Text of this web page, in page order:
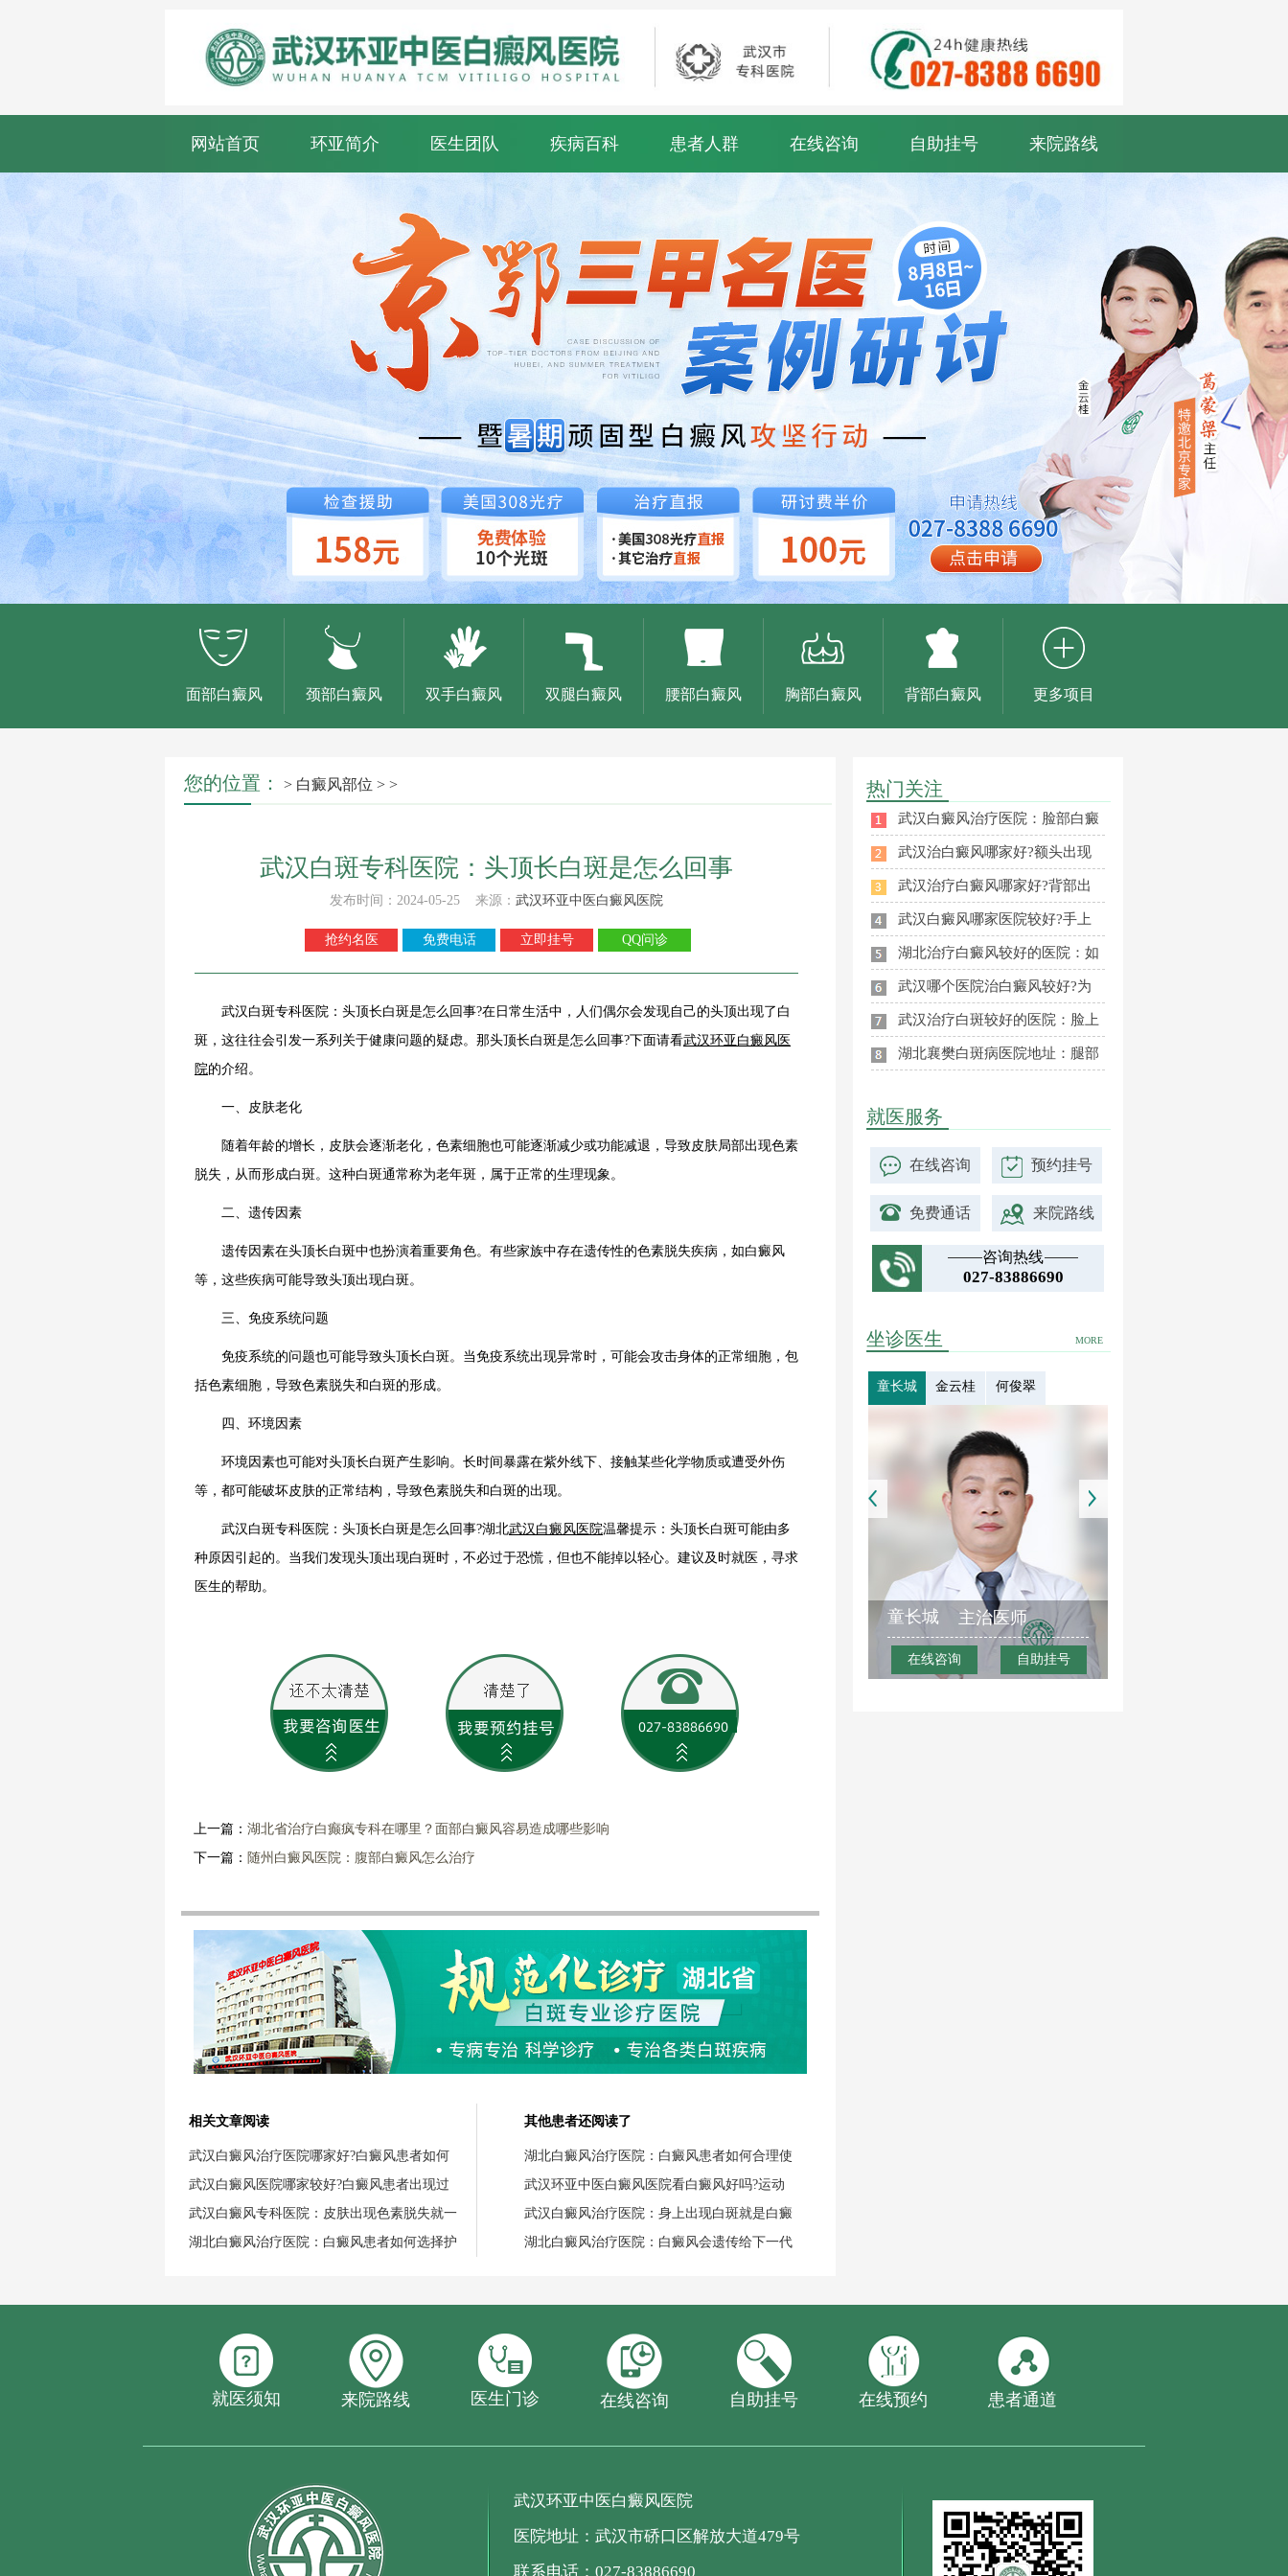
网站首页 环亚简介 医生团队 疾病百科 患者人群 在线咨询 自助挂号 来院路线
面部白癜风 颈部白癜风 双手白癜风 双腿白癜风 腰部白癜风 胸部白癜风 背部白癜风 更多项目
您的位置： > 白癜风部位 > >
武汉白斑专科医院：头顶长白斑是怎么回事
发布时间：2024-05-25 来源： 武汉环亚中医白癜风医院
抢约名医 免费电话 立即挂号 QQ问诊
武汉白斑专科医院：头顶长白斑是怎么回事?在日常生活中，人们偶尔会发现自己的头顶出现了白
斑，这往往会引发一系列关于健康问题的疑虑。那头顶长白斑是怎么回事?下面请看武汉环亚 白癜风 医
院的介绍。
一、皮肤老化
随着年龄的增长，皮肤会逐渐老化，色素细胞也可能逐渐减少或功能减退，导致皮肤局部出现色素
脱失，从而形成白斑。这种白斑通常称为老年斑，属于正常的生理现象。
二、遗传因素
遗传因素在头顶长白斑中也扮演着重要角色。有些家族中存在遗传性的色素脱失疾病，如白癜风
等，这些疾病可能导致头顶出现白斑。
三、免疫系统问题
免疫系统的问题也可能导致头顶长白斑。当免疫系统出现异常时，可能会攻击身体的正常细胞，包
括色素细胞，导致色素脱失和白斑的形成。
四、环境因素
环境因素也可能对头顶长白斑产生影响。长时间暴露在紫外线下、接触某些化学物质或遭受外伤
等，都可能破坏皮肤的正常结构，导致色素脱失和白斑的出现。
武汉白斑专科医院：头顶长白斑是怎么回事?湖北武汉白癜风医院温馨提示：头顶长白斑可能由多
种原因引起的。当我们发现头顶出现白斑时，不必过于恐慌，但也不能掉以轻心。建议及时就医，寻求
医生的帮助。
上一篇： 湖北省治疗白癫疯专科在哪里？面部白癜风容易造成哪些影响
下一篇： 随州白癜风医院：腹部白癜风怎么治疗
相关文章阅读
武汉白癜风治疗医院哪家好?白癜风患者如何
武汉白癜风医院哪家较好?白癜风患者出现过
武汉白癜风专科医院：皮肤出现色素脱失就一
湖北白癜风治疗医院：白癜风患者如何选择护
其他患者还阅读了
湖北白癜风治疗医院：白癜风患者如何合理使
武汉环亚中医白癜风医院看白癜风好吗?运动
武汉白癜风治疗医院：身上出现白斑就是白癜
湖北白癜风治疗医院：白癜风会遗传给下一代
热门关注
武汉白癜风治疗医院：脸部白癜
武汉治白癜风哪家好?额头出现
武汉治疗白癜风哪家好?背部出
武汉白癜风哪家医院较好?手上
湖北治疗白癜风较好的医院：如
武汉哪个医院治白癜风较好?为
武汉治疗白斑较好的医院：脸上
湖北襄樊白斑病医院地址：腿部
就医服务
在线咨询 预约挂号
免费通话 来院路线
咨询热线
027-83886690
MORE
坐诊医生
童长城 金云桂 何俊翠
童长城 主治医师
在线咨询 自助挂号
就医须知 来院路线 医生门诊 在线咨询 自助挂号 在线预约 患者通道
武汉环亚中医白癜风医院
医院地址：武汉市硚口区解放大道479号
联系电话：027-83886690